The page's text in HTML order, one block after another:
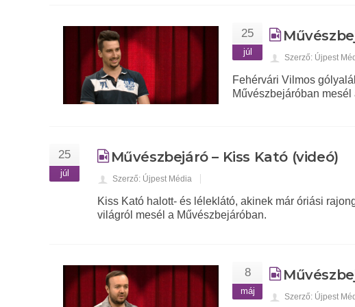
25
júl
Szerző: Újpest
Fehérvári Vilmos
Művészbejáróban
25
júl
Művészbejáró – Kiss Kató (videó)
Szerző: Újpest Média
Kiss Kató halott- és léleklátó, akinek már óriási
világról mesél a Művészbejáróban.
8
máj
Szerző: Újpest